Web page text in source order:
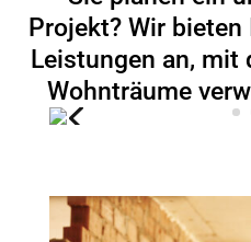
Projekt? Wir
Leistungen an, mit
Wohnträume